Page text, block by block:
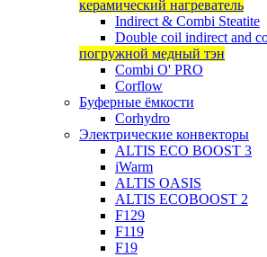
керамический нагреватель
Indirect & Combi Steatite
Double coil indirect and
погружной медный тэн
Combi O' PRO
Corflow
Буферные ёмкости
Corhydro
Электрические конвекторы
ALTIS ECO BOOST 3
iWarm
ALTIS OASIS
ALTIS ECOBOOST 2
F129
F119
F19